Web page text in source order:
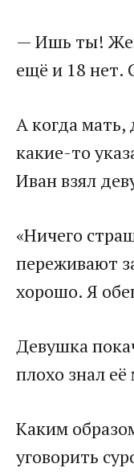
​— Ишь ты!
ещё и 18 нет.
​А когда мать,
какие-то
Иван взял
​«Ничего
переживают
хорошо. Я
​Девушка
плохо знал её
​Каким
уговорить